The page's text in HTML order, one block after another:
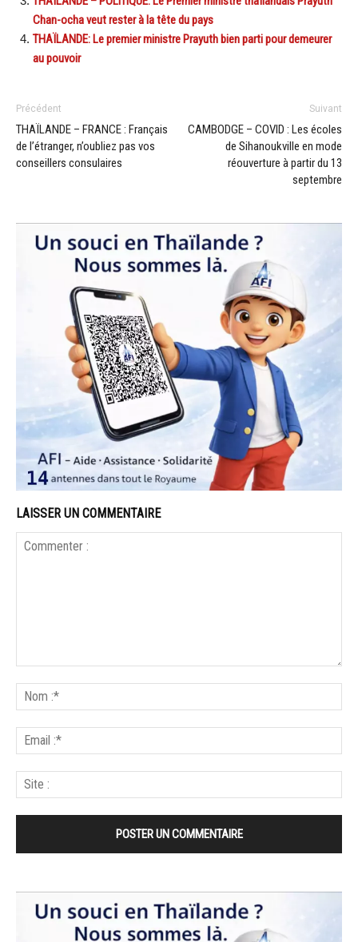
Chan-ocha veut rester à la tête du pays
THAÏLANDE: Le premier ministre Prayuth bien parti pour demeurer
au pouvoir
Précédent
THAÏLANDE – FRANCE : Français
de l’étranger, n’oubliez pas vos
conseillers consulaires
Suivant
CAMBODGE – COVID : Les écoles
de Sihanoukville en mode
réouverture à partir du 13
septembre
LAISSER UN COMMENTAIRE